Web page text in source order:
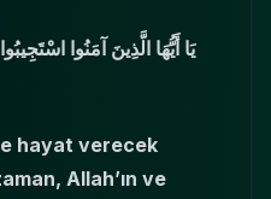
يَا أَيُّهَا الَّذِينَ آمَنُوا
hayat verecek
Allah’ın ve